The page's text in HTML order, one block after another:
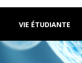
VIE ÉTUDIANTE